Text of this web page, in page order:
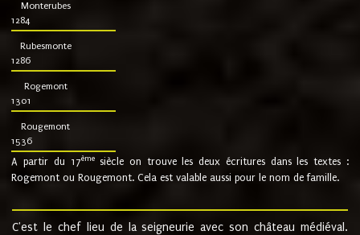
Monterubes
1284
Rubesmonte
1286
Rogemont
1301
Rougemont
1536
A partir du 17ème siècle on trouve les deux écritures dans les textes :
Rogemont ou Rougemont. Cela est valable aussi pour le nom de famille.
C'est le chef lieu de la seigneurie avec son château médiéval.